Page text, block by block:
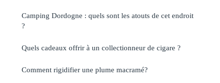
Camping Dordogne : quels sont les atouts de cet endroit
?
Quels cadeaux offrir à un collectionneur de cigare ?
Comment rigidifier une plume macramé?